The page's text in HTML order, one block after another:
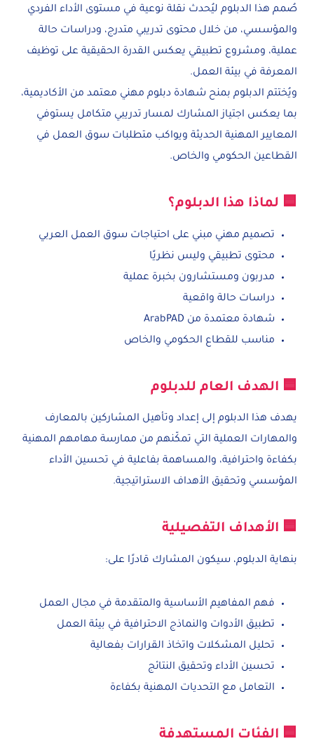
صُمم هذا الدبلوم ليُحدث نقلة نوعية في مستوى الأداء الفردي
والمؤسسي، من خلال محتوى تدريبي متدرج، ودراسات حالة
عملية، ومشروع تطبيقي يعكس القدرة الحقيقية على توظيف
المعرفة في بيئة العمل.
ويُختتم الدبلوم بمنح شهادة دبلوم مهني معتمد من الأكاديمية،
بما يعكس اجتياز المشارك لمسار تدريبي متكامل يستوفي
المعايير المهنية الحديثة ويواكب متطلبات سوق العمل في
القطاعين الحكومي والخاص.
🟦 لماذا هذا الدبلوم؟
تصميم مهني مبني على احتياجات سوق العمل العربي
محتوى تطبيقي وليس نظريًا
مدربون ومستشارون بخبرة عملية
دراسات حالة واقعية
شهادة معتمدة من ArabPAD
مناسب للقطاع الحكومي والخاص
🟦 الهدف العام للدبلوم
يهدف هذا الدبلوم إلى إعداد وتأهيل المشاركين بالمعارف
والمهارات العملية التي تمكّنهم من ممارسة مهامهم المهنية
بكفاءة واحترافية، والمساهمة بفاعلية في تحسين الأداء
المؤسسي وتحقيق الأهداف الاستراتيجية.
🟦 الأهداف التفصيلية
بنهاية الدبلوم، سيكون المشارك قادرًا على:
فهم المفاهيم الأساسية والمتقدمة في مجال العمل
تطبيق الأدوات والنماذج الاحترافية في بيئة العمل
تحليل المشكلات واتخاذ القرارات بفعالية
تحسين الأداء وتحقيق النتائج
التعامل مع التحديات المهنية بكفاءة
🟦 الفئات المستهدفة